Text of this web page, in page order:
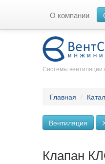
О компании
Системы вентиляции
Главная /
Вентиляция
Клапан